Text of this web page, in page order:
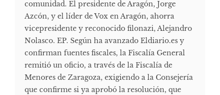
comunidad. El presidente de Aragón, Jorge
Azcón, y el líder de Vox en Aragón, ahorra
vicepresidente y reconocido filonazi, Alejandro
Nolasco. EP. Según ha avanzado Eldiario.es y
confirman fuentes fiscales, la Fiscalía General
remitió un oficio, a través de la Fiscalía de
Menores de Zaragoza, exigiendo a la Consejería
que confirme si ya aprobó la resolución, que